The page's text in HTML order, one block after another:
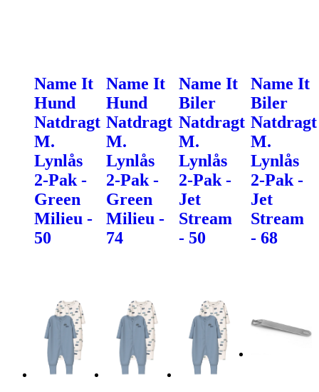
Name It
Hund
Natdragt
M.
Lynlås
2-Pak -
Green
Milieu -
50
Name It
Hund
Natdragt
M.
Lynlås
2-Pak -
Green
Milieu -
74
Name It
Biler
Natdragt
M.
Lynlås
2-Pak -
Jet
Stream
- 50
Name It
Biler
Natdragt
M.
Lynlås
2-Pak -
Jet
Stream
- 68